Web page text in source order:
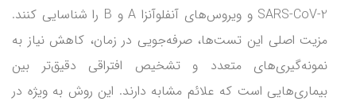
SARS-CoV-2 و ویروس‌های آنفلوآنزا A و B را شناسایی کنند.
مزیت اصلی این تست‌ها، صرفه‌جویی در زمان، کاهش نیاز به
نمونه‌گیری‌های متعدد و تشخیص افتراقی دقیق‌تر بین
بیماری‌هایی است که علائم مشابه دارند. این روش به ویژه در